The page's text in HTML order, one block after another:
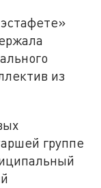
из
группе